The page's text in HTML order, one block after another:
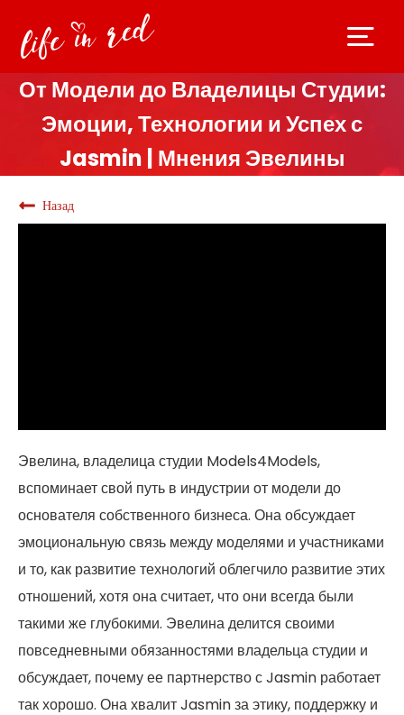
От Модели до Владелицы Студии:
Эмоции, Технологии и Успех с
Jasmin | Мнения Эвелины
Назад
Эвелина, владелица студии Models4Models,
вспоминает свой путь в индустрии от модели до
основателя собственного бизнеса. Она обсуждает
эмоциональную связь между моделями и участниками
и то, как развитие технологий облегчило развитие этих
отношений, хотя она считает, что они всегда были
такими же глубокими. Эвелина делится своими
повседневными обязанностями владельца студии и
обсуждает, почему ее партнерство с Jasmin работает
так хорошо. Она хвалит Jasmin за этику, поддержку и